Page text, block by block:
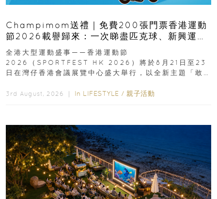
Champimom送禮｜免費200張門票香港運動
節2026載譽歸來：一次睇盡匹克球、新興運
動、街舞比賽＋逾百運動品牌展覽
全港大型運動盛事——香港運動節
2026（SPORTFEST HK 2026）將於8月21日至23
日在灣仔香港會議展覽中心盛大舉行，以全新主題「敢
3rd August, 2026 ｜ In LIFESTYLE / 親子活動